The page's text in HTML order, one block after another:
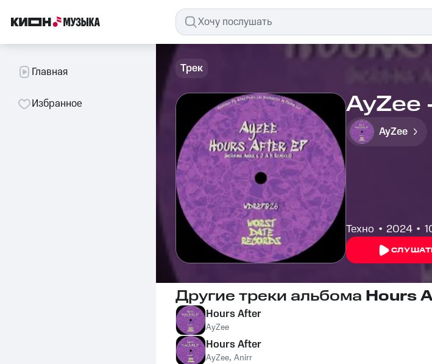
Главная
Избранное
Трек
AyZee
AyZee
Техно 2024
Другие треки альбома Hours
Hours After
AyZee
Hours After
AyZee, Anirr